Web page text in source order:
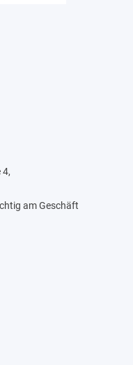
4,
am Geschäft